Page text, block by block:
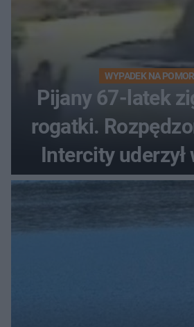
WYPADEK NA
Pijany 67-latek
rogatki.
Intercity